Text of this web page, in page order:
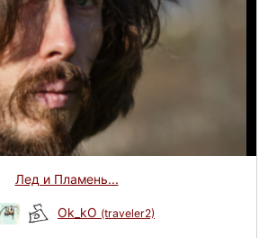
Лед и Пламень...
Ok_kO (traveler2)